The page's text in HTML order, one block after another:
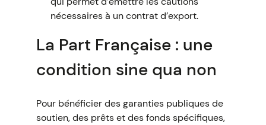
nécessaires à un contrat d’export.
La Part Française : une
condition sine qua non
Pour bénéficier des garanties publiques de
soutien, des prêts et des fonds spécifiques,